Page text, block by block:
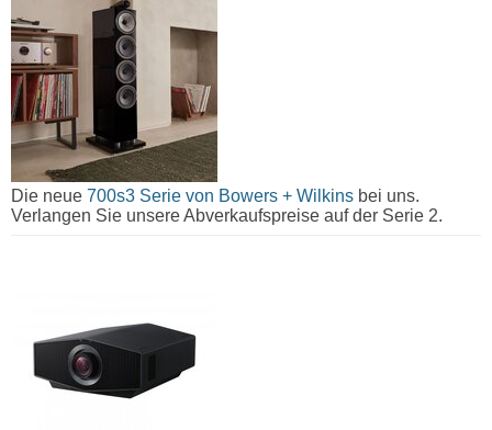
Die neue 700s3 Serie von Bowers + Wilkins bei uns.
Verlangen Sie unsere Abverkaufspreise auf der Serie 2.